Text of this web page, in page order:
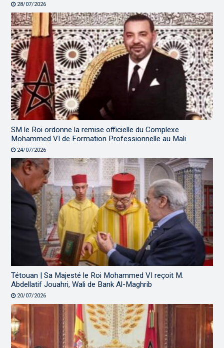
28/07/2026
SM le Roi ordonne la remise officielle du Complexe
Mohammed VI de Formation Professionnelle au Mali
24/07/2026
Tétouan | Sa Majesté le Roi Mohammed VI reçoit M.
Abdellatif Jouahri, Wali de Bank Al-Maghrib
20/07/2026